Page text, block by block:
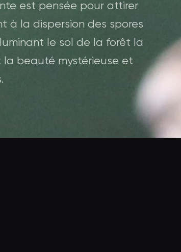
est pensée pour attirer
à la dispersion des spores
le sol de la forêt la
beauté mystérieuse et